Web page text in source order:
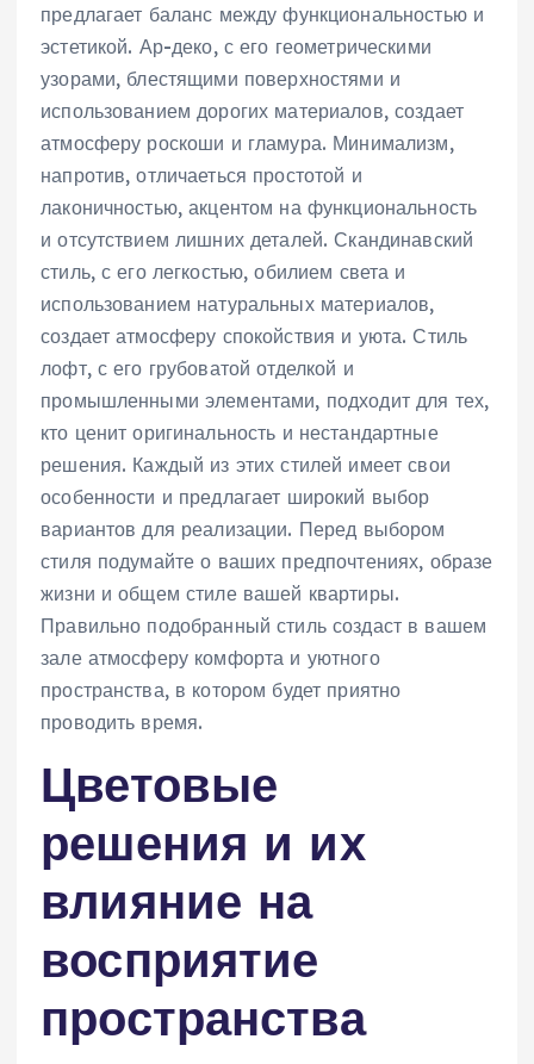
предлагает баланс между функциональностью и
эстетикой. Ар-деко‚ с его геометрическими
узорами‚ блестящими поверхностями и
использованием дорогих материалов‚ создает
атмосферу роскоши и гламура. Минимализм‚
напротив‚ отличаеться простотой и
лаконичностью‚ акцентом на функциональность
и отсутствием лишних деталей. Скандинавский
стиль‚ с его легкостью‚ обилием света и
использованием натуральных материалов‚
создает атмосферу спокойствия и уюта. Стиль
лофт‚ с его грубоватой отделкой и
промышленными элементами‚ подходит для тех‚
кто ценит оригинальность и нестандартные
решения. Каждый из этих стилей имеет свои
особенности и предлагает широкий выбор
вариантов для реализации. Перед выбором
стиля подумайте о ваших предпочтениях‚ образе
жизни и общем стиле вашей квартиры.
Правильно подобранный стиль создаст в вашем
зале атмосферу комфорта и уютного
пространства‚ в котором будет приятно
проводить время.
Цветовые
решения и их
влияние на
восприятие
пространства